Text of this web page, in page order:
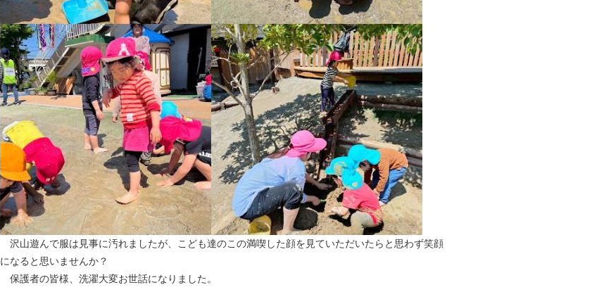
沢山遊んで服は見事に汚れましたが、こども達のこの満喫した顔を見ていただいたらと思わず笑顔
になると思いませんか？
保護者の皆様、洗濯大変お世話になりました。